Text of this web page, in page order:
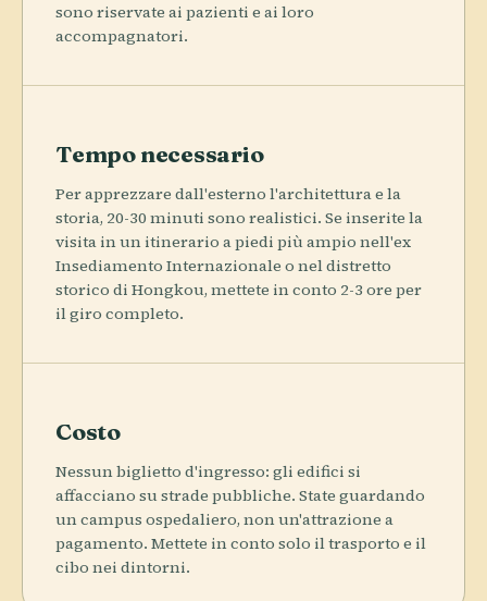
sono riservate ai pazienti e ai loro
accompagnatori.
Tempo necessario
Per apprezzare dall'esterno l'architettura e la
storia, 20-30 minuti sono realistici. Se inserite la
visita in un itinerario a piedi più ampio nell'ex
Insediamento Internazionale o nel distretto
storico di Hongkou, mettete in conto 2-3 ore per
il giro completo.
Costo
Nessun biglietto d'ingresso: gli edifici si
affacciano su strade pubbliche. State guardando
un campus ospedaliero, non un'attrazione a
pagamento. Mettete in conto solo il trasporto e il
cibo nei dintorni.